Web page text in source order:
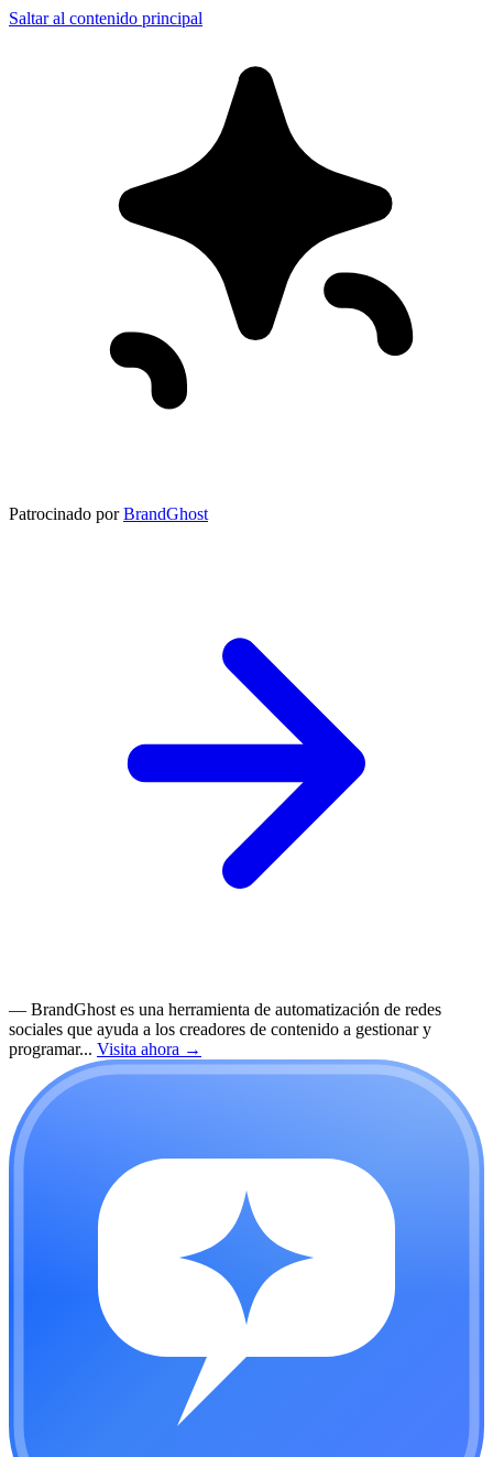
Saltar al contenido principal
Patrocinado por BrandGhost
— BrandGhost es una herramienta de automatización de redes
sociales que ayuda a los creadores de contenido a gestionar y
programar... Visita ahora →